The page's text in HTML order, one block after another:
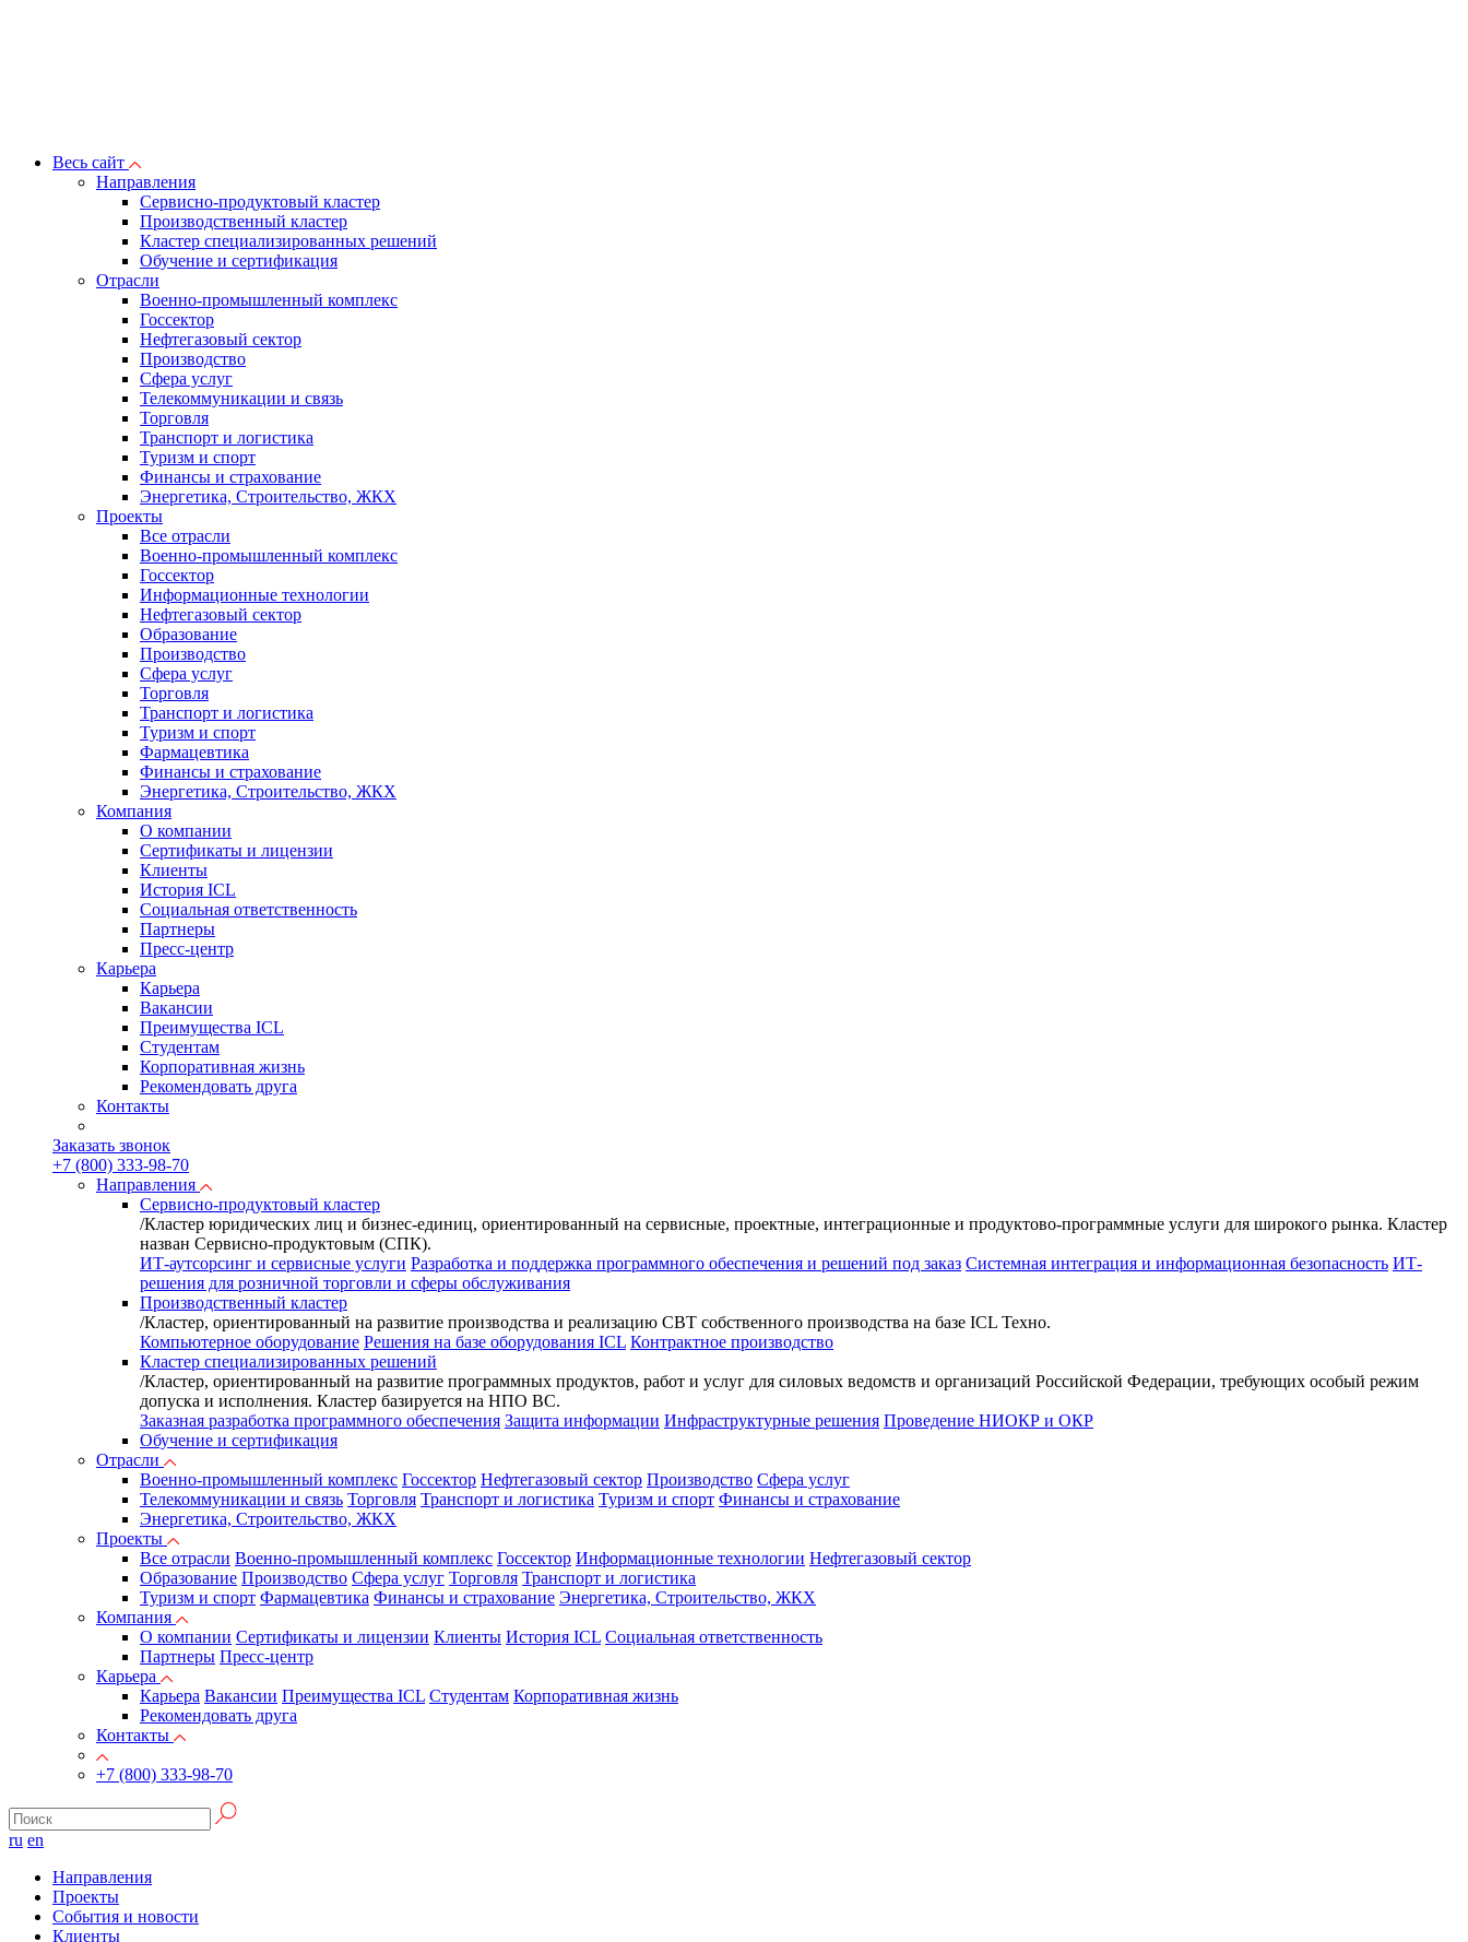
Весь сайт
Направления
Сервисно-продуктовый кластер
Производственный кластер
Кластер специализированных решений
Обучение и сертификация
Отрасли
Военно-промышленный комплекс
Госсектор
Нефтегазовый сектор
Производство
Сфера услуг
Телекоммуникации и связь
Торговля
Транспорт и логистика
Туризм и спорт
Финансы и страхование
Энергетика, Строительство, ЖКХ
Проекты
Все отрасли
Военно-промышленный комплекс
Госсектор
Информационные технологии
Нефтегазовый сектор
Образование
Производство
Сфера услуг
Торговля
Транспорт и логистика
Туризм и спорт
Фармацевтика
Финансы и страхование
Энергетика, Строительство, ЖКХ
Компания
О компании
Сертификаты и лицензии
Клиенты
История ICL
Социальная ответственность
Партнеры
Пресс-центр
Карьера
Карьера
Вакансии
Преимущества ICL
Студентам
Корпоративная жизнь
Рекомендовать друга
Контакты
Заказать звонок
+7 (800) 333-98-70
Направления
Сервисно-продуктовый кластер
/Кластер юридических лиц и бизнес-единиц, ориентированный на сервисные, проектные, интеграционные и продуктово-программные услуги для широкого рынка. Кластер
назван Сервисно-продуктовым (СПК).
ИТ-аутсорсинг и сервисные услуги Разработка и поддержка программного обеспечения и решений под заказ Системная интеграция и информационная безопасность ИТ-
решения для розничной торговли и сферы обслуживания
Производственный кластер
/Кластер, ориентированный на развитие производства и реализацию СВТ собственного производства на базе ICL Техно.
Компьютерное оборудование Решения на базе оборудования ICL Контрактное производство
Кластер специализированных решений
/Кластер, ориентированный на развитие программных продуктов, работ и услуг для силовых ведомств и организаций Российской Федерации, требующих особый режим
допуска и исполнения. Кластер базируется на НПО ВС.
Заказная разработка программного обеспечения Защита информации Инфраструктурные решения Проведение НИОКР и ОКР
Обучение и сертификация
Отрасли
Военно-промышленный комплекс Госсектор Нефтегазовый сектор Производство Сфера услуг
Телекоммуникации и связь Торговля Транспорт и логистика Туризм и спорт Финансы и страхование
Энергетика, Строительство, ЖКХ
Проекты
Все отрасли Военно-промышленный комплекс Госсектор Информационные технологии Нефтегазовый сектор
Образование Производство Сфера услуг Торговля Транспорт и логистика
Туризм и спорт Фармацевтика Финансы и страхование Энергетика, Строительство, ЖКХ
Компания
О компании Сертификаты и лицензии Клиенты История ICL Социальная ответственность
Партнеры Пресс-центр
Карьера
Карьера Вакансии Преимущества ICL Студентам Корпоративная жизнь
Рекомендовать друга
Контакты
+7 (800) 333-98-70
ru en
Направления
Проекты
События и новости
Клиенты